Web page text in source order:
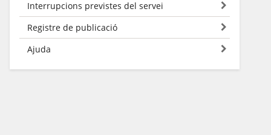
Interrupcions previstes del servei
Registre de publicació
Ajuda